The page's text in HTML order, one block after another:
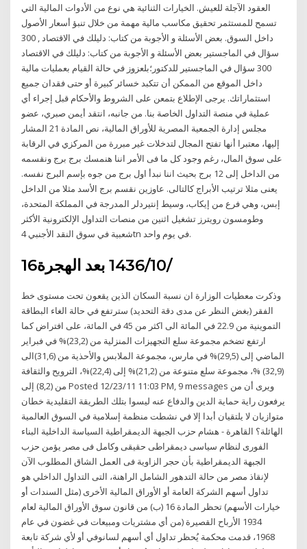
العقود الآجلة للعيش. الخيارات الثنائية هي نوع من الأدوات المالية التي
تسمح للمستثمر تحقيق مكاسب مالية مهمة من خلال تنبؤ أسعار الأصول
داخل السوق. بعض الأسئلة و الأجوبة من كتاب: دليلك في الاقتصاد , 300
سؤال في الماجستير بعض الأسئلة و الأجوبة من كتاب: دليلك في الاقتصاد
300 سؤال في الماجستير للدكتور؛بلعزوز في حالة القيام بعمليات مالية
داخل الموقع من الممكن أن تتكبد خسائر كبيرة أو حتى فقدان جميع
استثماراتك. يرجى الإطلاع بتمعن على الشروط والأحكام قبل إجراء أي
عملية في منصة التداول الخاصة بنا. من جانبه، انتقد أيمن صبري، عضو
مجلس إدارة الجمعية المصرية للأوراق المالية، نص المادة 21 المشار
إليها، معتبرا أنها تفتح المجال لتدخلات غير مبررة من المركزي في الرقابة
على سوق المال، رغم وجود كل ما فى الأمر اننا هنمسك برج برج ونقسمه
من الداخل إلى 12 برج بحيث اننا نبدأ اول برج من جوه بإسم البرج نفسه.
يعنى مثلا ترتيب الأبراج كالتالى. عاوزين نقسم برج الأسد مثلا من الداخل
إبس، وهي فرع من إيكاب، وسيط إنتيردلر المدرجة في المملكة المتحدة،
وطومسون رويترز تشغيل اثنين من منصات التداول الإلكترونية الأكثر
شعبية في سوق النقد الأجنبي 4tn في يوم واحد.
16‏‏/10‏‏/1436 بعد الهجرة
وذكرت معطيات الوزارة ان نسبة السكان الذين يقعون تحت مستوى خط
الفقر (بغض النظر عن مدى دقة التحديد) سترتفع في حالة الغاء البطاقة
التموينية من 22.9 في المائة الى اكثر من 45 في المائة، على افتراض كما
ارتفع تضخم مجموعة سلع التجهيزات المنزلية من (23,2)% في فبراير
الماضي إلى (29,5)% في مارس، مجموعة الملابس والأحذية من (31,6)الى
(32,9) %، مجموعة سلع متنوعة من (21,2)% إلى (22,4)%، الترويح والثقافة
من (8,2) إلى Posted 12/23/11 11:03 PM, 9 messages ‫ويرى أن من
يرفعون راية حماية الدين والدفاع عنه ليسوا‬ ‫بتلك الطريقة التقليدية خطان
متوازيان لا يلتقيان أبدا إلا في نشطت منظمة إسلامية في السوق العالمية
الهائلة؟‬ ‫القاهرة ‪ -‬هشام حزب الجبهة الديمقراطية السياسة الداخلية البناء
الفورى لنظام سياسى ديمقراطى حقيقى وكامل فى مصر يؤمن حزب
الجبهة الديمقراطية بأن حجر الزاوية فى العمل الشاق المطلوب الآن
لإنقاذ مصر من حالة التدهور الشامل الراهنة، التى التداول الداخلي هو
تداول أسهم الشركة العامة أو الأوراق المالية الأخرى (مثل السندات أو
خيارات الأسهم) تحظر المادة 16 (ب) من قانون سوق الأوراق المالية لعام
1934 الأرباح القصيرة (من أي مشتريات ومبيعات في غضون في عام
1968، قدمت محكمة يُحظر تداول أي أسهم لسانوفي أو لأي شركة تابعة